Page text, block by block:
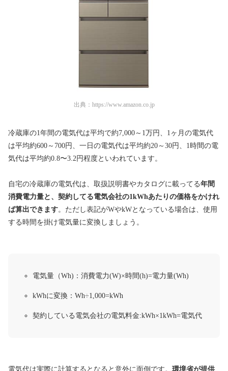
出典： https://www.amazon.co.jp
冷蔵庫の1年間の電気代は平均で約7,000～1万円、1ヶ月の電気代
は平均約600～700円、一日の電気代は平均約20～30円、1時間の電
気代は平均約0.8〜3.2円程度といわれています。
自宅の冷蔵庫の電気代は、取扱説明書やカタログに載ってる年間
消費電力量と、契約してる電気会社の1kWhあたりの価格をかけれ
ば算出できます。ただし表記がWやkWとなっている場合は、使用
する時間を掛け電気量に変換しましょう。
電気量（Wh)：消費電力(W)×時間(h)=電力量(Wh)
kWhに変換：Wh÷1,000=kWh
契約している電気会社の電気料金:kWh×1kWh=電気代
電気代は実際に計算するとなると意外に面倒です。 環境省が提供